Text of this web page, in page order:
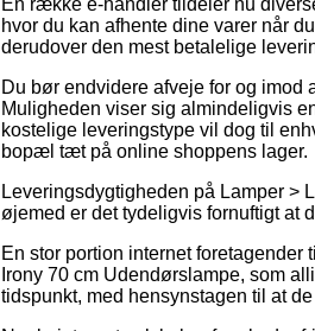
hvor du kan afhente dine varer når
derudover den mest betalelige
Du bør endvidere afveje for og imod
Muligheden viser sig almindeligvis
kostelige leveringstype vil dog til
bopæl tæt på online shoppens lager.
Leveringsdygtigheden på Lamper >
øjemed er det tydeligvis fornuftigt at
En stor portion internet
Irony 70 cm Udendørslampe, som
tidspunkt, med hensynstagen til at